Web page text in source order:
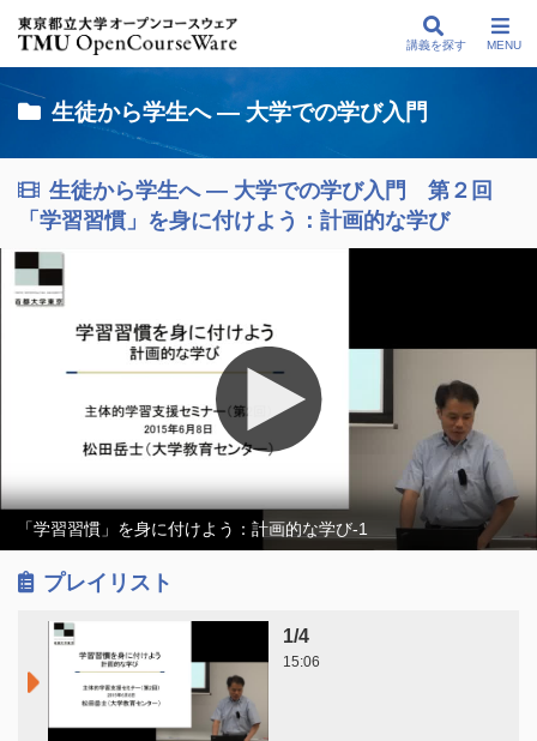
講義を探す MENU
生徒から学生へ — 大学での学び入門
生徒から学生へ — 大学での学び入門 第２回
「学習習慣」を身に付けよう：計画的な学び
プレイリスト
1/4
15:06